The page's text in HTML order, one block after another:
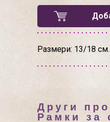
Размери: 13/18 см.
Други
Рамки за